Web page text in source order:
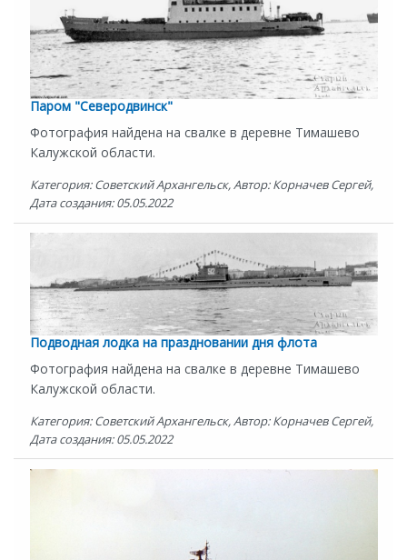
Паром "Северодвинск"
Фотография найдена на свалке в деревне Тимашево
Калужской области.
Категория: Советский Архангельск, Автор: Корначев Сергей,
Дата создания: 05.05.2022
Подводная лодка на праздновании дня флота
Фотография найдена на свалке в деревне Тимашево
Калужской области.
Категория: Советский Архангельск, Автор: Корначев Сергей,
Дата создания: 05.05.2022